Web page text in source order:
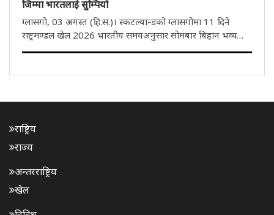
जिम्मा भारतलाई सुम्पियो
ग्लासगो, 03 अगस्त (हि.स.)। स्कटल्यान्डको ग्लासगोमा 11 दिने
राष्ट्रमण्डल खेल 2026 भारतीय समयअनुसार सोमबार बिहान भव्य
छ। समापन..
राष्ट्रिय
राज्य
अन्तरराष्ट्रिय
खेल